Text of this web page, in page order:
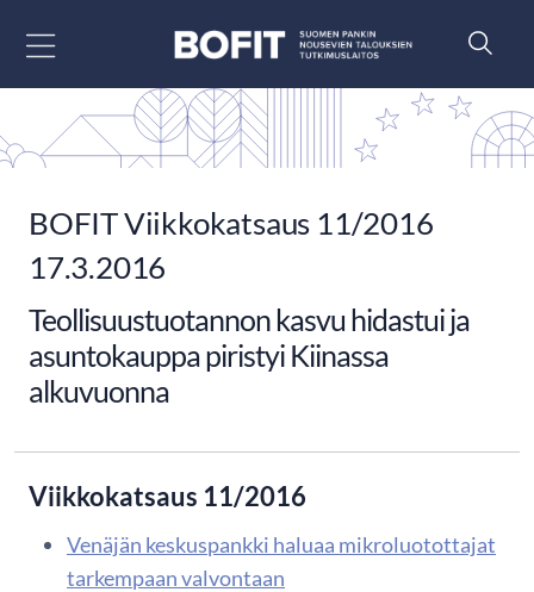
BOFIT Viikkokatsaus 11/2016
17.3.2016
Teollisuustuotannon kasvu hidastui ja
asuntokauppa piristyi Kiinassa
alkuvuonna
Viikkokatsaus 11/2016
Venäjän keskuspankki haluaa mikroluotottajat
tarkempaan valvontaan